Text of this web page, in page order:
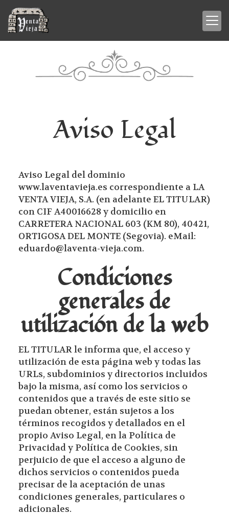
Aviso Legal
Aviso Legal del dominio
www.laventavieja.es correspondiente a LA
VENTA VIEJA, S.A. (en adelante EL TITULAR)
con CIF A40016628 y domicilio en
CARRETERA NACIONAL 603 (KM 80), 40421,
ORTIGOSA DEL MONTE (Segovia). eMail:
eduardo@laventa-vieja.com.
Condiciones
generales de
utilización de la web
EL TITULAR le informa que, el acceso y
utilización de esta página web y todas las
URLs, subdominios y directorios incluidos
bajo la misma, así como los servicios o
contenidos que a través de este sitio se
puedan obtener, están sujetos a los
términos recogidos y detallados en el
propio Aviso Legal, en la Política de
Privacidad y Política de Cookies, sin
perjuicio de que el acceso a alguno de
dichos servicios o contenidos pueda
precisar de la aceptación de unas
condiciones generales, particulares o
adicionales.